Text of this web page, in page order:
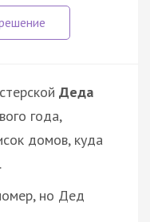
Деда
года,
домов, куда
но Дед